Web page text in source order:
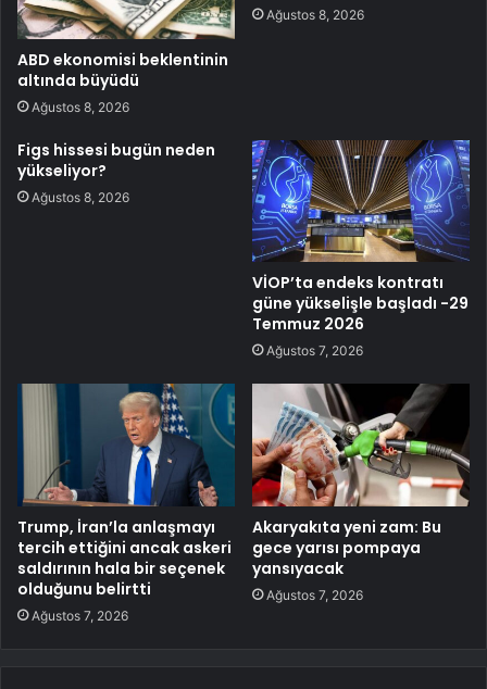
ABD ekonomisi beklentinin
altında büyüdü
Ağustos 8, 2026
Ağustos 8, 2026
Figs hissesi bugün neden
yükseliyor?
Ağustos 8, 2026
VİOP’ta endeks kontratı
güne yükselişle başladı -29
Temmuz 2026
Ağustos 7, 2026
Trump, İran’la anlaşmayı
tercih ettiğini ancak askeri
saldırının hala bir seçenek
olduğunu belirtti
Ağustos 7, 2026
Akaryakıta yeni zam: Bu
gece yarısı pompaya
yansıyacak
Ağustos 7, 2026